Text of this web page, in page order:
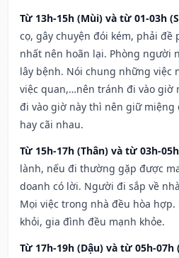
Từ 13h-15h (Mùi) và từ 01-03h
cọ, gây chuyện đói kém, phải
nhất nên hoãn lại. Phòng người
lây bệnh. Nói chung những việc
việc quan,…nên tránh đi vào giờ
đi vào giờ này thì nên giữ miệng
hay cãi nhau.
Từ 15h-17h (Thân) và từ 03h-
lành, nếu đi thường gặp được
doanh có lời. Người đi sắp về
Mọi việc trong nhà đều hòa
khỏi, gia đình đều mạnh khỏe.
Từ 17h-19h (Dậu) và từ 05h-07h